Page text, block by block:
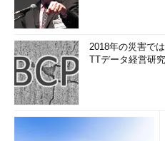
2018年の災害で
TTデータ経営研